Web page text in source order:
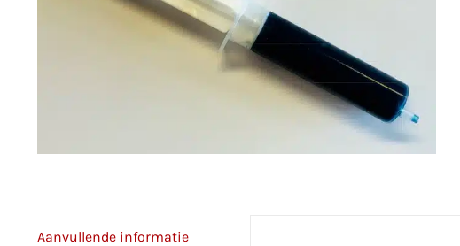
Aanvullende informatie